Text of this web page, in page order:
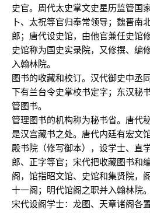
史官。周代太史掌文史星历监管国
卜、太祝等官归奉常领导；魏晋南
郎；唐代设史馆，由他官兼任史馆
史馆称为国史实录院，又修撰、编
入翰林院。
图书的收藏和校订。汉代御史中丞
下有兰台令史掌校书定字；东汉秘
管图书。
管理图书的机构称为秘书省。唐代
是汉宫藏书之处。唐代内廷有宏文
殿书院（修写御本），设学士、直
郎、正字等官；宋代把收藏图书和
阁，馆指昭文馆、史馆和集贤院，
十一阁；明代馆阁之职并入翰林院。
宋代设阁学士：龙图、天章诸阁各